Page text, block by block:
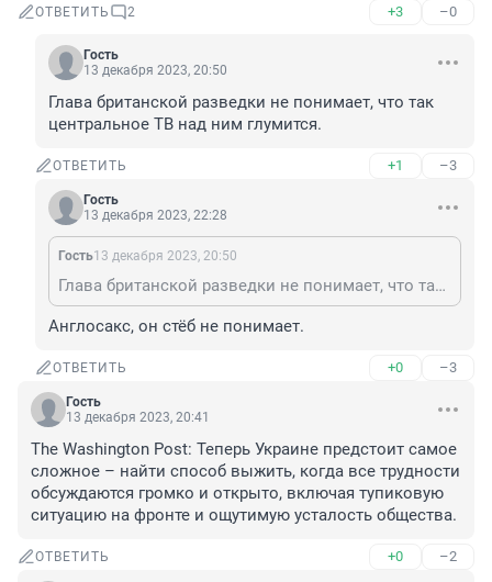
ОТВЕТИТЬ 2 +3 –0
Гость
13 декабря 2023, 20:50
Глава британской разведки не понимает, что так
центральное ТВ над ним глумится.
ОТВЕТИТЬ +1 –3
Гость
13 декабря 2023, 22:28
Гость13 декабря 2023, 20:50
Глава британской разведки не понимает, что так центральное ТВ над ним глумится.
Англосакс, он стёб не понимает.
ОТВЕТИТЬ +0 –3
Гость
13 декабря 2023, 20:41
The Washington Post: Теперь Украине предстоит самое
сложное – найти способ выжить, когда все трудности
обсуждаются громко и открыто, включая тупиковую
ситуацию на фронте и ощутимую усталость общества.
ОТВЕТИТЬ +0 –2